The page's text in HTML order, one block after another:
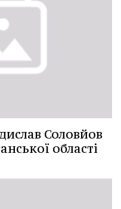
Соловйов
області